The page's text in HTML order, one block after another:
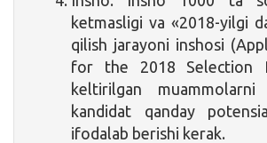
ketmasligi va «2018-yilgi
qilish jarayoni inshosi
for the 2018 Selection
keltirilgan
kandidat qanday
ifodalab berishi kerak.